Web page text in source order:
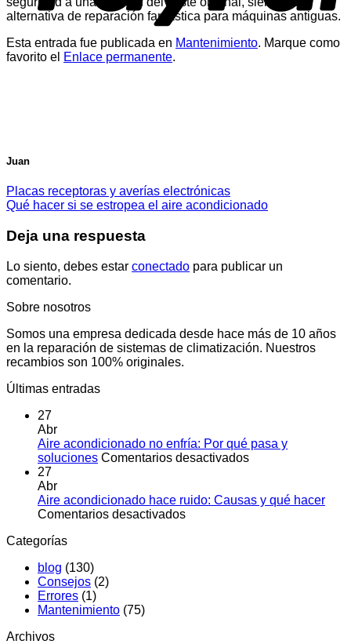
alternativa de reparación fantástica para máquinas antiguas.
Esta entrada fue publicada en Mantenimiento. Marque como
favorito el Enlace permanente.
Juan
Placas receptoras y averías electrónicas
Qué hacer si se estropea el aire acondicionado
Deja una respuesta
Lo siento, debes estar conectado para publicar un
comentario.
Sobre nosotros
Somos una empresa dedicada desde hace más de 10 años
en la reparación de sistemas de climatización. Nuestros
recambios son 100% originales.
Últimas entradas
27
Abr
Aire acondicionado no enfría: Por qué pasa y
soluciones Comentarios desactivadosen
no
27
Abr
Aire acondicionado hace ruido: Causas y qué hacer
Comentarios desactivadosen
Categorías
blog (130)
Consejos (2)
Errores (1)
Mantenimiento (75)
Archivos